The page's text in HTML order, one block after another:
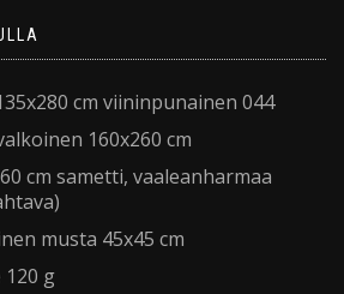
cm viininpunainen 044
160x260 cm
cm sametti, vaaleanharmaa
musta 45x45 cm
g